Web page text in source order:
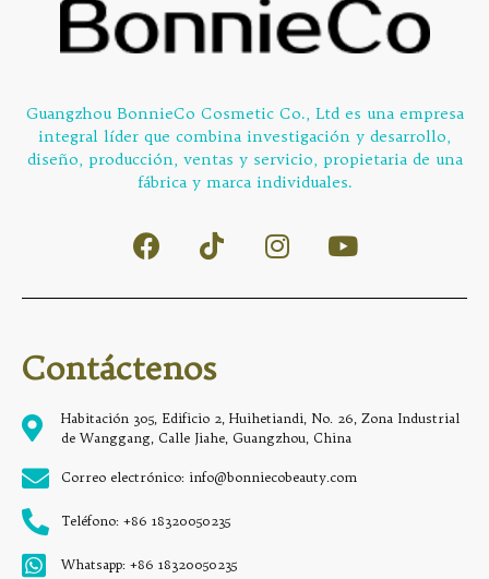
Guangzhou BonnieCo Cosmetic Co., Ltd es una empresa
integral líder que combina investigación y desarrollo,
diseño, producción, ventas y servicio, propietaria de una
fábrica y marca individuales.
Contáctenos
Habitación 305, Edificio 2, Huihetiandi, No. 26, Zona Industrial
de Wanggang, Calle Jiahe, Guangzhou, China
Correo electrónico: info@bonniecobeauty.com
Teléfono: +86 18320050235
Whatsapp: +86 18320050235